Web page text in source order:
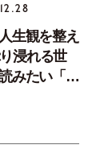
生観を整え
浸れる世
みたい「Ｓ